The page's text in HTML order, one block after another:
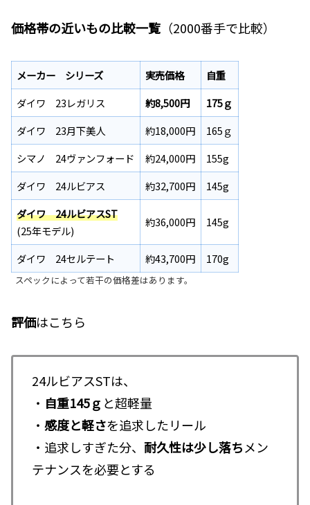
価格帯の近いもの比較一覧 （2000番手で比較）
メーカー シリーズ 実売価格
自重
ダイワ 23レガリス
約8,500円
175ｇ
ダイワ 23月下美人
約18,000円
165ｇ
シマノ 24ヴァンフォード
約24,000円
155g
ダイワ 24ルビアス
約32,700円
145g
ダイワ 24ルビアスST
(25年モデル)
約36,000円 145g
ダイワ 24セルテート 約43,700円 170g
スペックによって若干の価格差はあります。
評価はこちら
24ルビアスSTは、
・ 自重145ｇ と超軽量
・ 感度と軽さを追求したリール
・追求しすぎた分、 耐久性は少し落ちメン
テナンスを必要とする